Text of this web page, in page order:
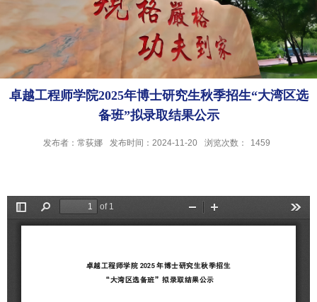
卓越工程师学院2025年博士研究生秋季招生“大湾区选
备班”拟录取结果公示
发布者：常荻娜 发布时间：2024-11-20 浏览次数： 1459